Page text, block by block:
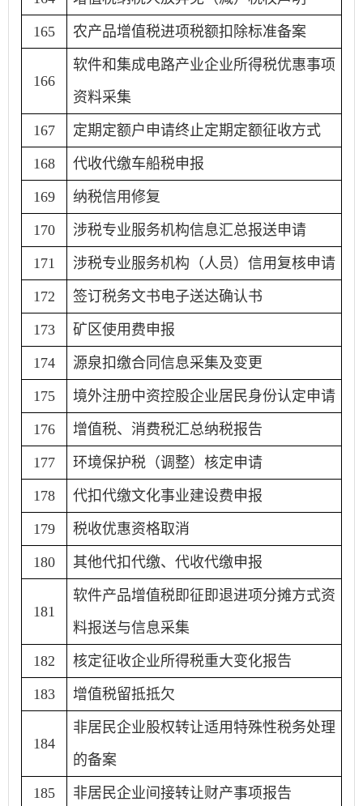
165 农产品增值税进项税额扣除标准备案
166
软件和集成电路产业企业所得税优惠事项
资料采集
167 定期定额户申请终止定期定额征收方式
168 代收代缴车船税申报
169 纳税信用修复
170 涉税专业服务机构信息汇总报送申请
171 涉税专业服务机构（人员）信用复核申请
172 签订税务文书电子送达确认书
173 矿区使用费申报
174 源泉扣缴合同信息采集及变更
175 境外注册中资控股企业居民身份认定申请
176 增值税、消费税汇总纳税报告
177 环境保护税（调整）核定申请
178 代扣代缴文化事业建设费申报
179 税收优惠资格取消
180 其他代扣代缴、代收代缴申报
181
软件产品增值税即征即退进项分摊方式资
料报送与信息采集
182 核定征收企业所得税重大变化报告
183 增值税留抵抵欠
184
非居民企业股权转让适用特殊性税务处理
的备案
185 非居民企业间接转让财产事项报告